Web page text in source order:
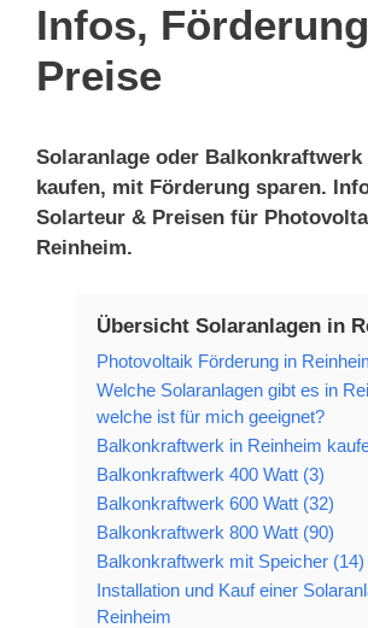
Infos,
Preise
Solaranlage oder Balkonkraftwerk
kaufen, mit Förderung sparen.
Solarteur & Preisen für
Reinheim.
Übersicht Solaranlagen in
Photovoltaik Förderung in
Welche Solaranlagen gibt es in
welche ist für mich geeignet?
Balkonkraftwerk in Reinheim
Balkonkraftwerk 400 Watt (3)
Balkonkraftwerk 600 Watt (32)
Balkonkraftwerk 800 Watt (90)
Balkonkraftwerk mit Speicher (14)
Installation und Kauf einer
Reinheim